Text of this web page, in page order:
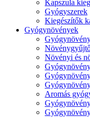
Kapszula
Gyógyszerek
Kiegészítők
Gyógynövények
Növényi és
Aromás